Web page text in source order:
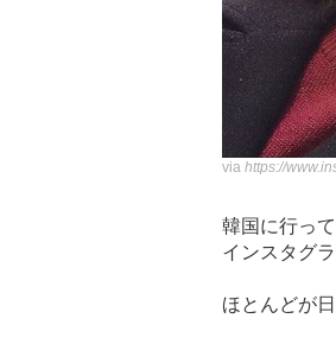
via https://
韓国に行っ
インスタグ
ほとんどが